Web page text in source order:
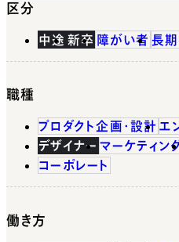
区分
中途 新卒 障がい者 長期
職種
プロダクト企画・設計 エ
デザイナー マーケティン
コーポレート
働き方